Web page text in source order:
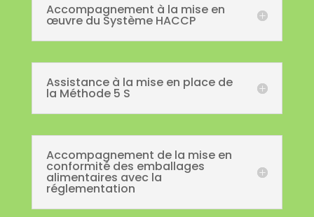
Accompagnement à la mise en
œuvre du Système HACCP
Assistance à la mise en place de
la Méthode 5 S
Accompagnement de la mise en
conformité des emballages
alimentaires avec la
réglementation